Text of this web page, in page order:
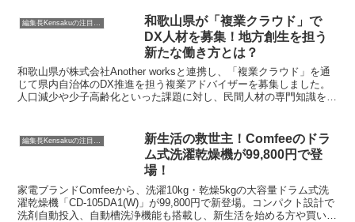
編集長Kensakuの注目ネタ
和歌山県が「複業クラウド」で
DX人材を募集！地方創生を担う
新たな働き方とは？
和歌山県が株式会社Another worksと連携し、「複業クラウド」を通
じて県内自治体のDX推進を担う複業アドバイザーを募集しました。
人口減少や少子高齢化といった課題に対し、民間人材の専門知識を活
編集長Kensakuの注目ネタ
新生活の救世主！Comfeeのドラ
ム式洗濯乾燥機が99,800円で登
場！
家電ブランドComfeeから、洗濯10kg・乾燥5kgの大容量ドラム式洗
濯乾燥機「CD-105DA1(W)」が99,800円で新登場。コンパクト設計で
洗剤自動投入、自動槽洗浄機能も搭載し、新生活を始める方や買い替